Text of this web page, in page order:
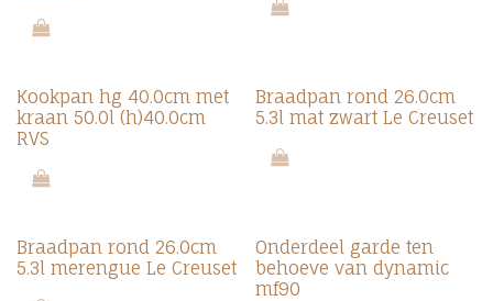
Kookpan hg 40.0cm met
kraan 50.0l (h)40.0cm
RVS
Braadpan rond 26.0cm
5.3l mat zwart Le Creuset
Braadpan rond 26.0cm
5.3l merengue Le Creuset
Onderdeel garde ten
behoeve van dynamic
mf90